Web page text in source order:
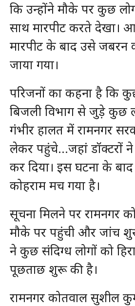
कि उन्होंने मौके पर कुछ
साथ मारपीट करते देखा।
मारपीट के बाद उसे जबरन
जाया गया।
परिजनों का कहना है कि
बिजली विभाग से जुड़े कुछ
गंभीर हालत में रामनगर
लेकर पहुंचे…जहां डॉक्टरों
कर दिया। इस घटना के बाद
कोहराम मच गया है।
सूचना मिलने पर रामनगर
मौके पर पहुंची और जांच
ने कुछ संदिग्ध लोगों को
पूछताछ शुरू की है।
रामनगर कोतवाल सुशील